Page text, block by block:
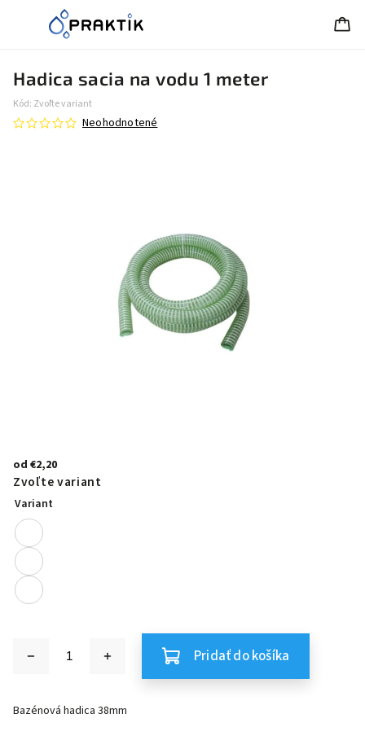
Hadica sacia na vodu 1 meter
Kód: Zvoľte variant
Neohodnotené
od €2,20
Zvoľte variant
Variant
Pridať do košíka
Bazénová hadica 38mm